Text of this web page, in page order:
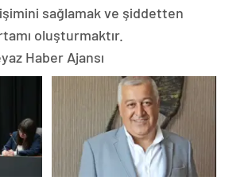
sağlamak ve şiddetten
oluşturmaktır.
Haber Ajansı